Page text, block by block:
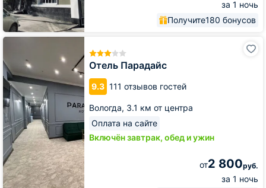
за 1 ночь
Получите180 бонусов
Отель Парадайс
9.3 111 отзывов гостей
Вологда, 3.1 км от центра
Оплата на сайте
Включён завтрак, обед и ужин
от2 800руб.
за 1 ночь
Отель